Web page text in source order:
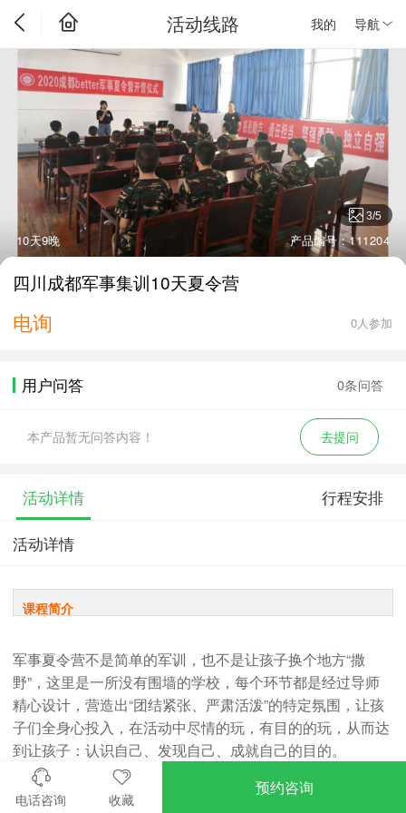
我的 导航
活动线路
3/5
10天9晚 产品编号：111204
四川成都军事集训10天夏令营
电询 0人参加
用户问答 0条问答
本产品暂无问答内容！ 去提问
活动详情 行程安排
活动详情
课程简介
军事夏令营不是简单的军训，也不是让孩子换个地方“撒
野”，这里是一所没有围墙的学校，每个环节都是经过导师
精心设计，营造出“团结紧张、严肃活泼”的特定氛围，让孩
子们全身心投入，在活动中尽情的玩，有目的的玩，从而达
到让孩子：认识自己、发现自己、成就自己的目的。
电话咨询 收藏
预约咨询